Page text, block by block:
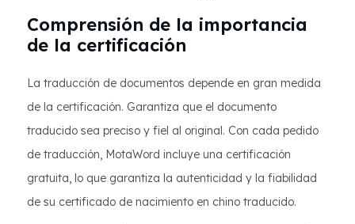
Comprensión de la importancia
de la certificación
La traducción de documentos depende en gran medida
de la certificación. Garantiza que el documento
traducido sea preciso y fiel al original. Con cada pedido
de traducción, MotaWord incluye una certificación
gratuita, lo que garantiza la autenticidad y la fiabilidad
de su certificado de nacimiento en chino traducido.